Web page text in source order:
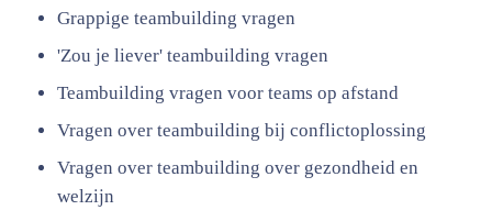
Grappige teambuilding vragen
'Zou je liever' teambuilding vragen
Teambuilding vragen voor teams op afstand
Vragen over teambuilding bij conflictoplossing
Vragen over teambuilding over gezondheid en
welzijn